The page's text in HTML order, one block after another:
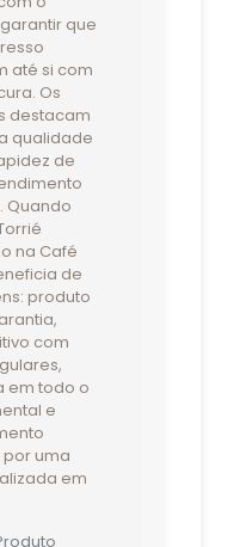
que
até si com
Os
destacam
qualidade
de
Quando
na Café
de
produto
com
em todo o
e
uma
em